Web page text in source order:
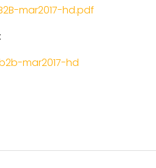
mar2017-hd.pdf
mar2017-hd